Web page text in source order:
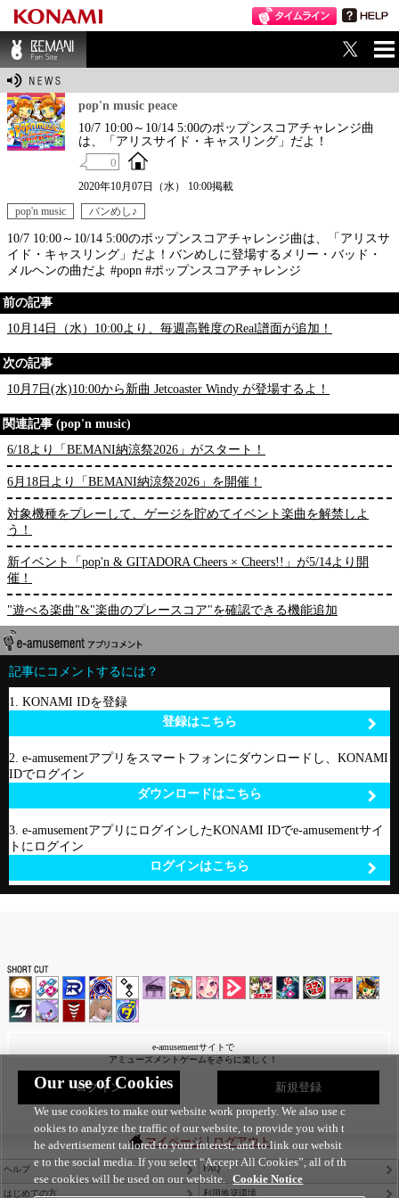
BEMANI Fan Sit
pop'n music peace
10/7 10:00～10/14 5:00のポップンスコアチャレンジ曲
は、「アリスサイド・キャスリング」だよ！
0
2020年10月07日（水） 10:00掲載
pop'n music
バンめし♪
10/7 10:00～10/14 5:00のポップンスコアチャレンジ曲は、「アリスサ
イド・キャスリング」だよ！バンめしに登場するメリー・バッド・
メルヘンの曲だよ #popn #ポップンスコアチャレンジ
前の記事
10月14日（水）10:00より、毎週高難度のReal譜面が追加！
次の記事
10月7日(水)10:00から新曲 Jetcoaster Windy が登場するよ！
関連記事 (pop'n music)
6/18より「BEMANI納涼祭2026」がスタート！
6月18日より「BEMANI納涼祭2026」を開催！
対象機種をプレーして、ゲージを貯めてイベント楽曲を解禁しよ
う！
新イベント「pop'n & GITADORA Cheers × Cheers!!」が5/14より開
催！
"遊べる楽曲"&"楽曲のプレースコア"を確認できる機能追加
記事にコメントするには？
1. KONAMI IDを登録
登録はこちら
2. e-amusementアプリをスマートフォンにダウンロードし、KONAMI
IDでログイン
ダウンロードはこちら
3. e-amusementアプリにログインしたKONAMI IDでe-amusementサイ
トにログイン
ログインはこちら
e-amusementサイトで
アミューズメントゲームをさらに楽しく！
ログイン 新規登録
マイページ|ログアウト
ヘルプ FAQ
はじめての方 利用推奨環境
Our use of Cookies
We use cookies to make our website work properly. We also use c
ookies to analyze the traffic of our website, to provide you with t
he advertisement tailored to your interest, and to link our websit
e to the social media. If you select “Accept All Cookies”, all of th
ese cookies will be used on our website. Cookie Notice